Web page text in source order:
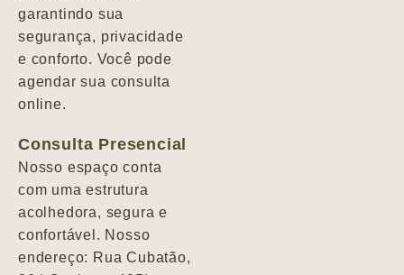
garantindo sua
segurança, privacidade
e conforto. Você pode
agendar sua consulta
online.
Consulta Presencial
Nosso espaço conta
com uma estrutura
acolhedora, segura e
confortável. Nosso
endereço: Rua Cubatão,